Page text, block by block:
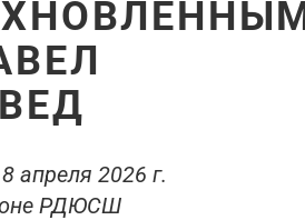
апреля 2026 г.
РДЮСШ